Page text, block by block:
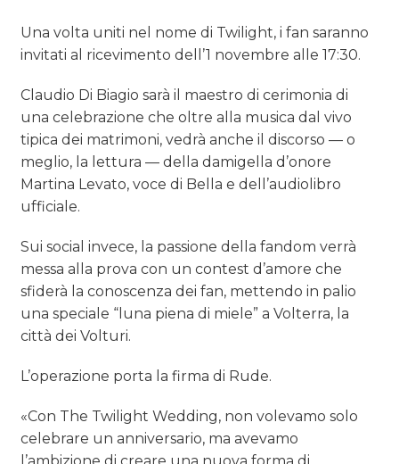
Una volta uniti nel nome di Twilight, i fan saranno
invitati al ricevimento dell’1 novembre alle 17:30.
Claudio Di Biagio sarà il maestro di cerimonia di
una celebrazione che oltre alla musica dal vivo
tipica dei matrimoni, vedrà anche il discorso — o
meglio, la lettura — della damigella d’onore
Martina Levato, voce di Bella e dell’audiolibro
ufficiale.
Sui social invece, la passione della fandom verrà
messa alla prova con un contest d’amore che
sfiderà la conoscenza dei fan, mettendo in palio
una speciale “luna piena di miele” a Volterra, la
città dei Volturi.
L’operazione porta la firma di Rude.
«Con The Twilight Wedding, non volevamo solo
celebrare un anniversario, ma avevamo
l’ambizione di creare una nuova forma di